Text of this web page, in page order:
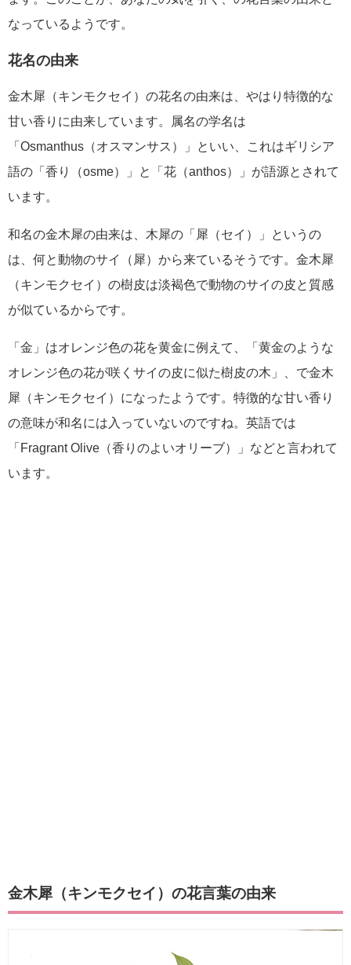
なっているようです。
花名の由来
金木犀（キンモクセイ）の花名の由来は、やはり特徴的な
甘い香りに由来しています。属名の学名は
「Osmanthus（オスマンサス）」といい、これはギリシア
語の「香り（osme）」と「花（anthos）」が語源とされて
います。
和名の金木犀の由来は、木犀の「犀（セイ）」というの
は、何と動物のサイ（犀）から来ているそうです。金木犀
（キンモクセイ）の樹皮は淡褐色で動物のサイの皮と質感
が似ているからです。
「金」はオレンジ色の花を黄金に例えて、「黄金のような
オレンジ色の花が咲くサイの皮に似た樹皮の木」、で金木
犀（キンモクセイ）になったようです。特徴的な甘い香り
の意味が和名には入っていないのですね。英語では
「Fragrant Olive（香りのよいオリーブ）」などと言われて
います。
金木犀（キンモクセイ）の花言葉の由来